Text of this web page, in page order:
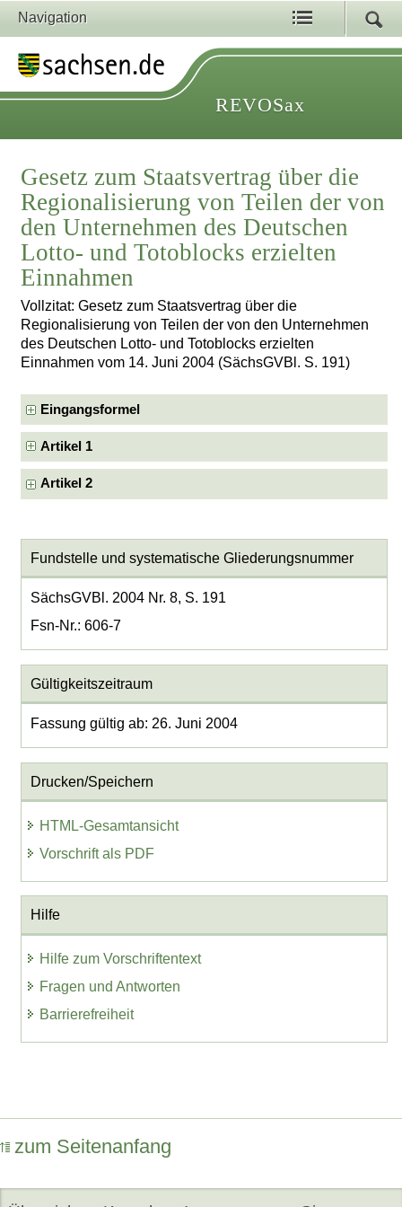
Navigation
REVOSax
Gesetz zum Staatsvertrag über die
Regionalisierung von Teilen der von
den Unternehmen des Deutschen
Lotto- und Totoblocks erzielten
Einnahmen
Vollzitat: Gesetz zum Staatsvertrag über die
Regionalisierung von Teilen der von den Unternehmen
des Deutschen Lotto- und Totoblocks erzielten
Einnahmen vom 14. Juni 2004 (SächsGVBl. S. 191)
Eingangsformel
Artikel 1
Artikel 2
Fundstelle und systematische Gliederungsnummer
SächsGVBl. 2004 Nr. 8, S. 191
Fsn-Nr.: 606-7
Gültigkeitszeitraum
Fassung gültig ab: 26. Juni 2004
Drucken/Speichern
HTML-Gesamtansicht
Vorschrift als PDF
Hilfe
Hilfe zum Vorschriftentext
Fragen und Antworten
Barrierefreiheit
zum Seitenanfang